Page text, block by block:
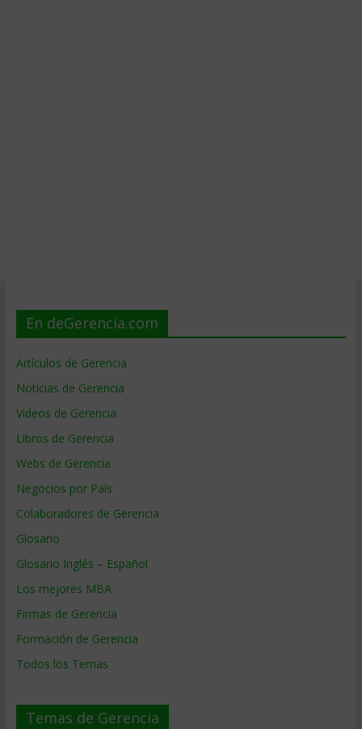
En deGerencia.com
Artículos de Gerencia
Noticias de Gerencia
Videos de Gerencia
Libros de Gerencia
Webs de Gerencia
Negocios por País
Colaboradores de Gerencia
Glosario
Glosario Inglés – Español
Los mejores MBA
Firmas de Gerencia
Formación de Gerencia
Todos los Temas
Temas de Gerencia